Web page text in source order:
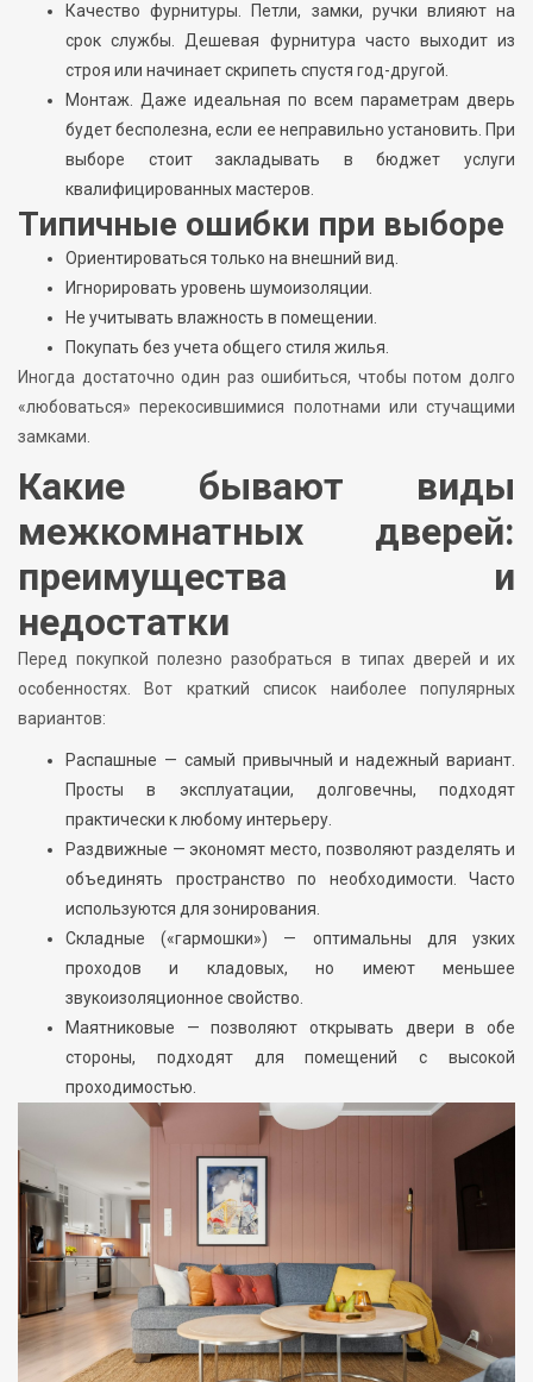
Качество фурнитуры. Петли, замки, ручки влияют на
срок службы. Дешевая фурнитура часто выходит из
строя или начинает скрипеть спустя год-другой.
Монтаж. Даже идеальная по всем параметрам дверь
будет бесполезна, если ее неправильно установить. При
выборе стоит закладывать в бюджет услуги
квалифицированных мастеров.
Типичные ошибки при выборе
Ориентироваться только на внешний вид.
Игнорировать уровень шумоизоляции.
Не учитывать влажность в помещении.
Покупать без учета общего стиля жилья.
Иногда достаточно один раз ошибиться, чтобы потом долго
«любоваться» перекосившимися полотнами или стучащими
замками.
Какие бывают виды
межкомнатных дверей:
преимущества и
недостатки
Перед покупкой полезно разобраться в типах дверей и их
особенностях. Вот краткий список наиболее популярных
вариантов:
Распашные — самый привычный и надежный вариант.
Просты в эксплуатации, долговечны, подходят
практически к любому интерьеру.
Раздвижные — экономят место, позволяют разделять и
объединять пространство по необходимости. Часто
используются для зонирования.
Складные («гармошки») — оптимальны для узких
проходов и кладовых, но имеют меньшее
звукоизоляционное свойство.
Маятниковые — позволяют открывать двери в обе
стороны, подходят для помещений с высокой
проходимостью.